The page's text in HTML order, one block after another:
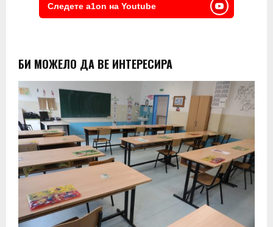
Следете a1on на Youtube
БИ МОЖЕЛО ДА ВЕ ИНТЕРЕСИРА